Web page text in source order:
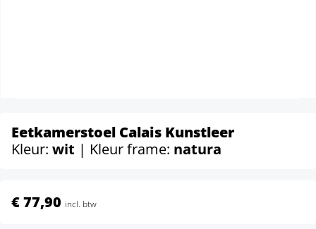
Eetkamerstoel Calais Kunstleer
Kleur: wit | Kleur frame: natura
€ 77,90 incl. btw